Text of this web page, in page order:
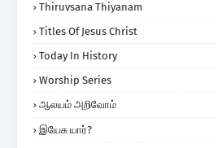
Thiruvsana Thiyanam
Titles Of Jesus Christ
Today In History
Worship Series
ஆலயம் அறிவோம்
இயேசு யார்?